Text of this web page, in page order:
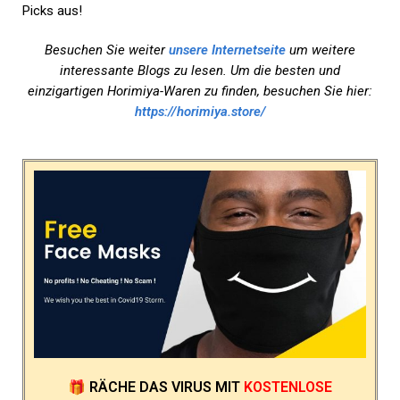
Picks aus!
Besuchen Sie weiterunsere Internetseite um weitere
interessante Blogs zu lesen. Um die besten und
einzigartigen Horimiya-Waren zu finden, besuchen Sie hier:
https://horimiya.store/
🎁 RÄCHE DAS VIRUS MIT KOSTENLOSE